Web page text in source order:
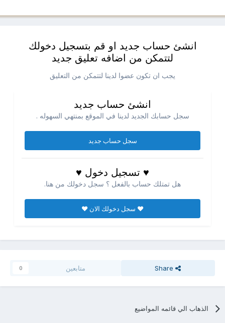
انشئ حساب جديد او قم بتسجيل دخولك
لتتمكن من اضافه تعليق جديد
يجب ان تكون عضوا لدينا لتتمكن من التعليق
انشئ حساب جديد
سجل حسابك الجديد لدينا في الموقع بمنتهي السهوله .
سجل حساب جديد
♥ تسجيل دخول ♥
هل تمتلك حساب بالفعل ؟ سجل دخولك من هنا.
♥ سجل دخولك الان ♥
Share متابعين 0
الذهاب الي قائمه المواضيع